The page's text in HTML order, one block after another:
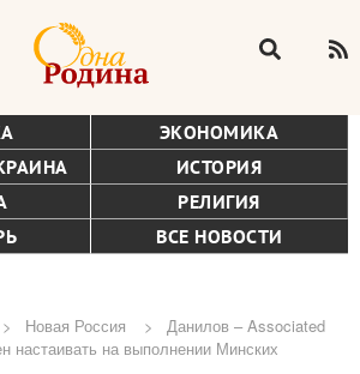
ЭКОНОМИКА
ИСТОРИЯ
РЕЛИГИЯ
ВСЕ НОВОСТИ
Новая Россия
Данилов – Associated
настаивать на выполнении Минских